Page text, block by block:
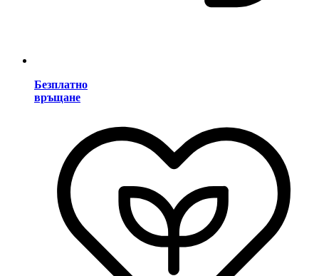
Безплатно
връщане